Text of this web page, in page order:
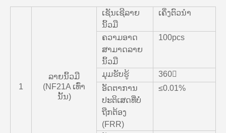
1
ລາຍນິ້ວມື
(NF21A ເທົ່າ
ນັ້ນ)
ເຊັນເຊີລາຍ
ນິ້ວມື
ເຄິ່ງຕົວນໍາ
ຄວາມອາດ
ສາມາດລາຍ
ນິ້ວມື
100pcs
ມຸມຮັບຮູ້
360〫
ອັດຕາການ
ປະຕິເສດທີ່ບໍ່
ຖືກຕ້ອງ
(FRR)
≤0.01%